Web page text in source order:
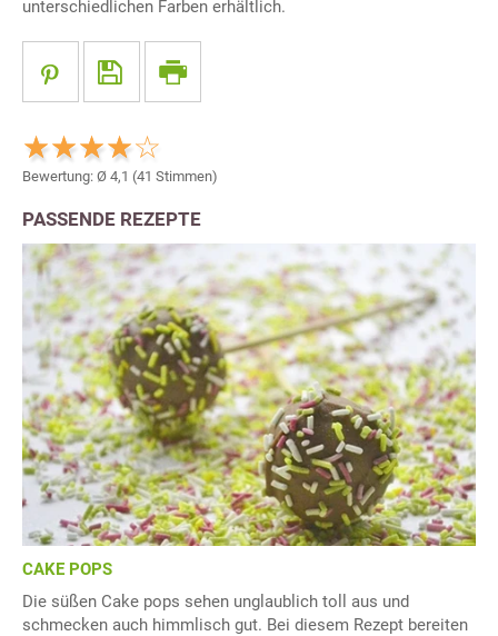
unterschiedlichen Farben erhältlich.
Bewertung: Ø 4,1 (41 Stimmen)
PASSENDE REZEPTE
CAKE POPS
Die süßen Cake pops sehen unglaublich toll aus und
schmecken auch himmlisch gut. Bei diesem Rezept bereiten